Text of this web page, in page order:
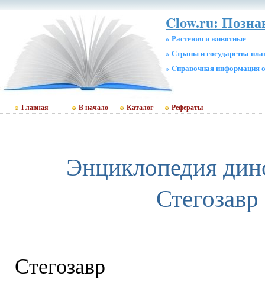
Clow.ru:
» Растения и животные
» Страны и государства
» Cправочная информация
Главная В начало Каталог Рефераты
Энциклопедия
Стегозавр
Стегозавр